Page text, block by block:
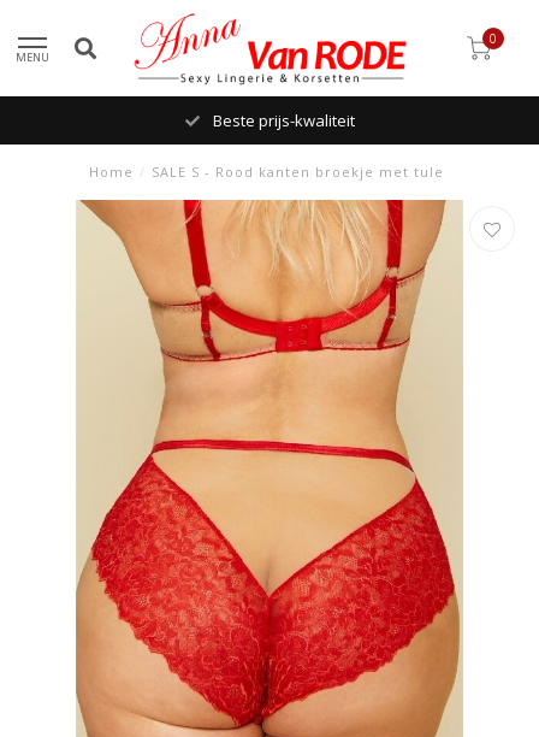
MENU
0
Beste prijs-kwaliteit
Home / SALE S - Rood kanten broekje met tule